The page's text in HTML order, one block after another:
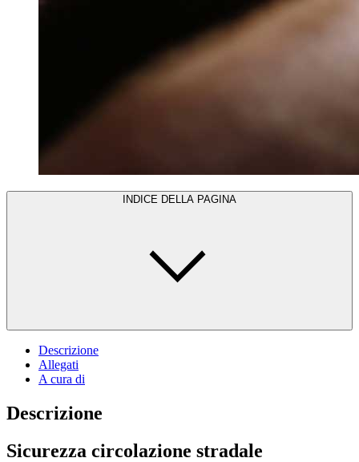
INDICE DELLA PAGINA
Descrizione
Allegati
A cura di
Descrizione
Sicurezza circolazione stradale